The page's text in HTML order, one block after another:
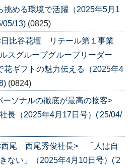
める環境で活躍（2025年5月1
05/13) (0825)
日比谷花壇 リテール第１事業
スグループグループリーダー
ギフトの魅力伝える（2025年4
(0824)
ーソナルの徹底が最高の接客>
長（2025年4月17日号）('25/04/
西尾 西尾秀俊社長> 「人は自
ない」（2025年4月10日号）('2